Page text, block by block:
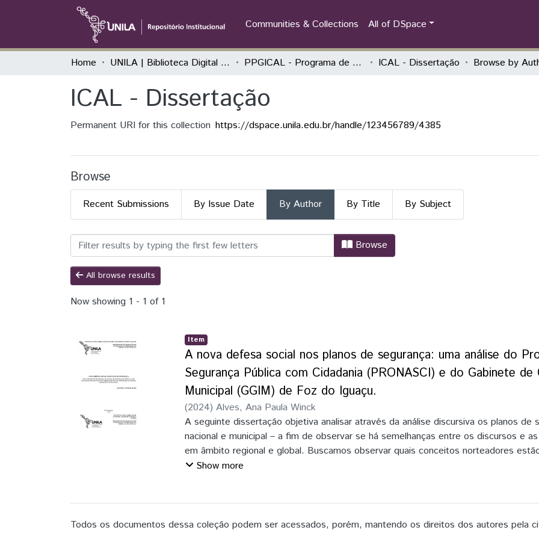
Communities & Collections All of DSpace
Home UNILA | Biblioteca Digital de Dissertações e Teses PPGICAL - Programa de Pós-Graduação em Integração Contemporânea da América Latina ICAL - Dissertação Browse by
ICAL - Dissertação
Permanent URI for this collection https://dspace.unila.edu.br/handle/123456789/4385
Browse
Recent Submissions By Issue Date By Author By Title By Subject
Browsing ICAL - Dissertação by Author "Alves, Ana Paula
Browse
All browse results
Now showing 1 - 1 of 1
Item
A nova defesa social nos planos de segurança: uma análise do
Segurança Pública com Cidadania (PRONASCI) e do Gabinete
Municipal (GGIM) de Foz do Iguaçu.
(2024) Alves, Ana Paula Winck
A seguinte dissertação objetiva analisar através da análise discursiva os planos de
nacional e municipal – a fim de observar se há semelhanças entre os discursos e
em âmbito regional e global. Buscamos observar quais conceitos norteadores
Programa Nacional de Segurança Pública com Cidadania (PRONASCI). Portanto,
premissas conceituais do filósofo francês Michel Foucault. Dito isto, analisamos o
Show more
Todos os documentos dessa coleção podem ser acessados, porém, mantendo os direitos dos autores pela